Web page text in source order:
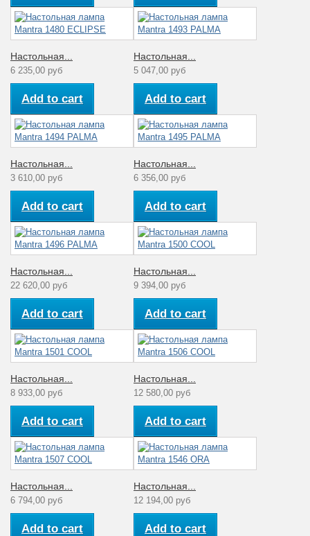
Настольная...
6 235,00 руб
Add to cart
Настольная...
5 047,00 руб
Add to cart
Настольная...
3 610,00 руб
Add to cart
Настольная...
6 356,00 руб
Add to cart
Настольная...
22 620,00 руб
Add to cart
Настольная...
9 394,00 руб
Add to cart
Настольная...
8 933,00 руб
Add to cart
Настольная...
12 580,00 руб
Add to cart
Настольная...
6 794,00 руб
Add to cart
Настольная...
12 194,00 руб
Add to cart